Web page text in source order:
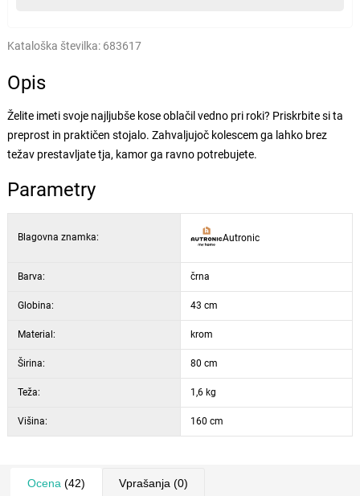
Kataloška številka: 683617
Opis
Želite imeti svoje najljubše kose oblačil vedno pri roki? Priskrbite si ta
preprost in praktičen stojalo. Zahvaljujoč kolescem ga lahko brez
težav prestavljate tja, kamor ga ravno potrebujete.
Parametry
Blagovna znamka: Autronic
Barva: črna
Globina: 43 cm
Material: krom
Širina: 80 cm
Teža: 1,6 kg
Višina: 160 cm
Ocena (42) Vprašanja (0)